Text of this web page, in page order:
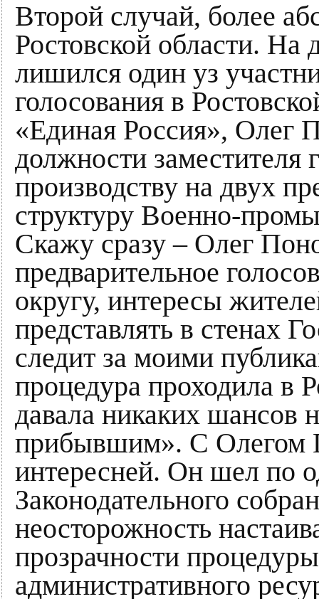
Второй случай, более
Ростовской области. На
лишился один уз
голосования в
«Единая Россия», Олег
должности заместителя
производству на двух
структуру Военно-
Скажу сразу – Олег
предварительное
округу, интересы
представлять в стенах
следит за моими
процедура проходила в
давала никаких шансов
прибывшим». С Олегом
интересней. Он шел по
Законодательного
неосторожность
прозрачности
административного